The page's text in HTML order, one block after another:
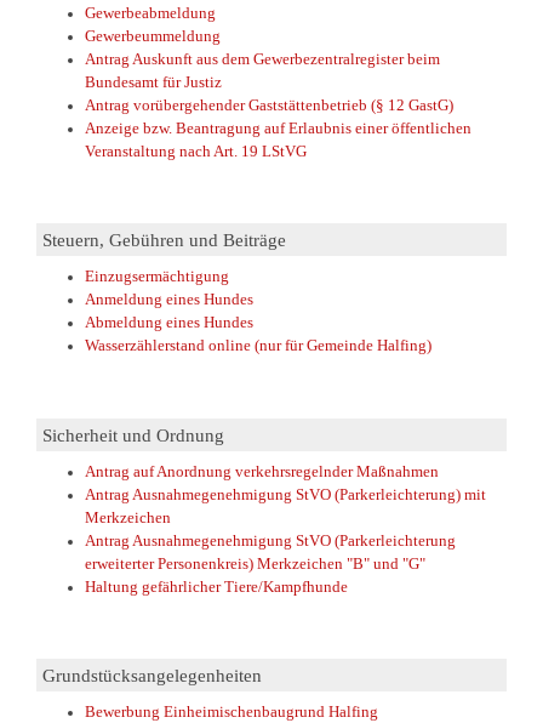
Gewerbeabmeldung
Gewerbeummeldung
Antrag Auskunft aus dem Gewerbezentralregister beim
Bundesamt für Justiz
Antrag vorübergehender Gaststättenbetrieb (§ 12 GastG)
Anzeige bzw. Beantragung auf Erlaubnis einer öffentlichen
Veranstaltung nach Art. 19 LStVG
Steuern, Gebühren und Beiträge
Einzugsermächtigung
Anmeldung eines Hundes
Abmeldung eines Hundes
Wasserzählerstand online (nur für Gemeinde Halfing)
Sicherheit und Ordnung
Antrag auf Anordnung verkehrsregelnder Maßnahmen
Antrag Ausnahmegenehmigung StVO (Parkerleichterung) mit
Merkzeichen
Antrag Ausnahmegenehmigung StVO (Parkerleichterung
erweiterter Personenkreis) Merkzeichen "B" und "G"
Haltung gefährlicher Tiere/Kampfhunde
Grundstücksangelegenheiten
Bewerbung Einheimischenbaugrund Halfing